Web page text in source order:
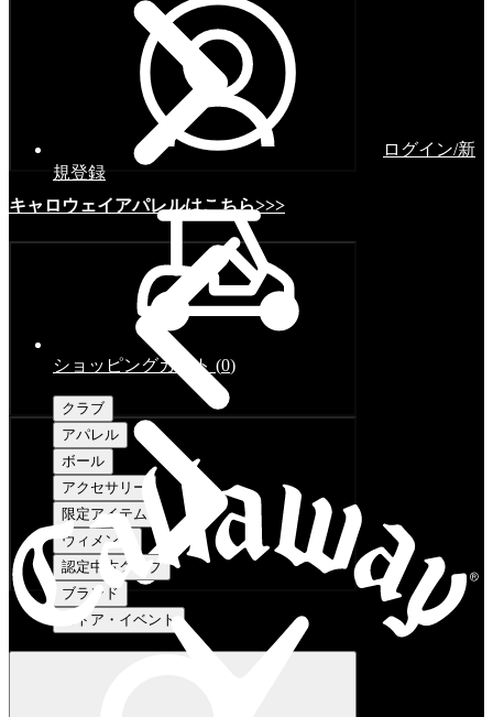
キャロウェイアパレルはこちら>>>
ログイン/新
規登録
ショッピングカート (0)
クラブ
アパレル
ボール
アクセサリー
限定アイテム
ウィメンズ
認定中古クラブ
ブランド
ストア・イベント